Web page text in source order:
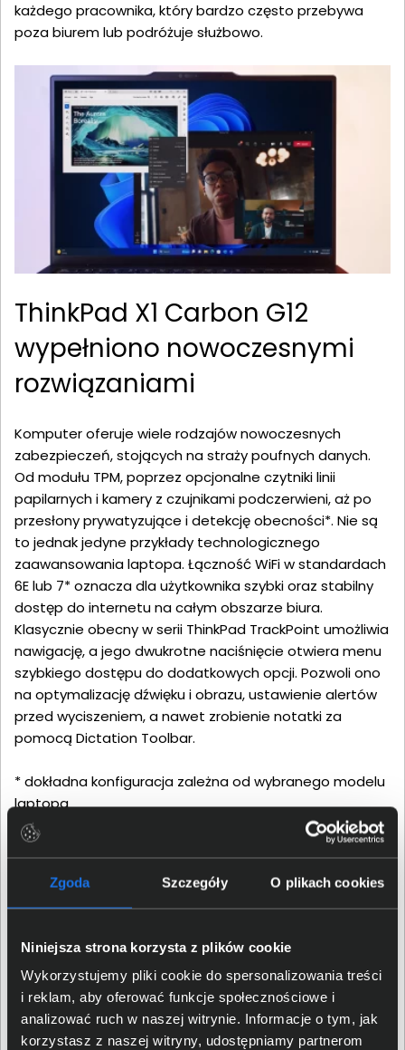
Zgoda Szczegóły O plikach cookies
Niniejsza strona korzysta z plików cookie
Wykorzystujemy pliki cookie do spersonalizowania treści
i reklam, aby oferować funkcje społecznościowe i
analizować ruch w naszej witrynie. Informacje o tym, jak
korzystasz z naszej witryny, udostępniamy partnerom
każdego pracownika, który bardzo często przebywa
poza biurem lub podróżuje służbowo.
ThinkPad X1 Carbon G12
wypełniono nowoczesnymi
rozwiązaniami
Komputer oferuje wiele rodzajów nowoczesnych
zabezpieczeń, stojących na straży poufnych danych.
Od modułu TPM, poprzez opcjonalne czytniki linii
papilarnych i kamery z czujnikami podczerwieni, aż po
przesłony prywatyzujące i detekcję obecności*. Nie są
to jednak jedyne przykłady technologicznego
zaawansowania laptopa. Łączność WiFi w standardach
6E lub 7* oznacza dla użytkownika szybki oraz stabilny
dostęp do internetu na całym obszarze biura.
Klasycznie obecny w serii ThinkPad TrackPoint umożliwia
nawigację, a jego dwukrotne naciśnięcie otwiera menu
szybkiego dostępu do dodatkowych opcji. Pozwoli ono
na optymalizację dźwięku i obrazu, ustawienie alertów
przed wyciszeniem, a nawet zrobienie notatki za
pomocą Dictation Toolbar.
* dokładna konfiguracja zależna od wybranego modelu
laptopa